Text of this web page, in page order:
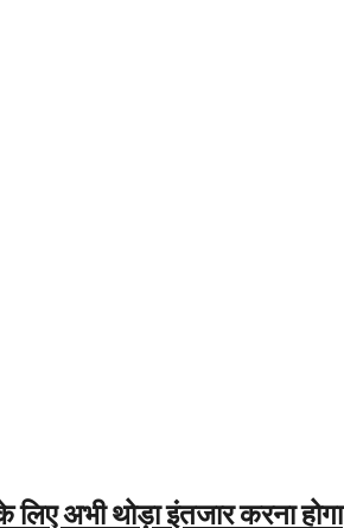
अभी थोड़ा इंतजार करना होगा